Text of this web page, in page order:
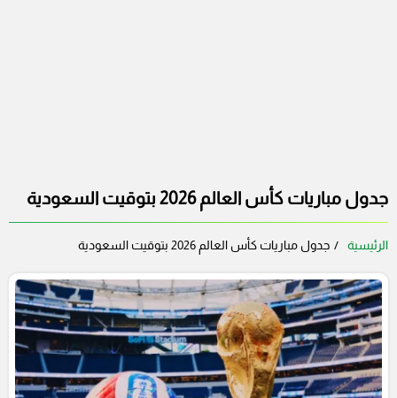
جدول مباريات كأس العالم 2026 بتوقيت السعودية
الرئيسية جدول مباريات كأس العالم 2026 بتوقيت السعودية